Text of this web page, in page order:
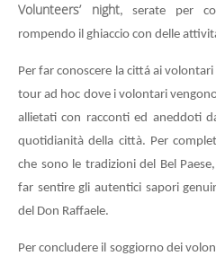
Volunteers’ night, serate per
rompendo il ghiaccio con delle
Per far conoscere la cittá ai
tour ad hoc dove i volontari
allietati con racconti ed aneddoti
quotidianità della città. Per
che sono le tradizioni del Bel
far sentire gli autentici sapori
del Don Raffaele.
Per concludere il soggiorno dei